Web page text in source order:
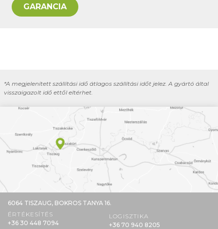
GARANCIA
*A megjelenített szállítási idő átlagos szállítási időt jelez. A gyártó által
visszaigazolt idő ettől eltérhet.
6064 TISZAUG, BOKROS TANYA 16.
ÉRTÉKESÍTÉS
+36 30 448 7094
LOGISZTIKA
+36 70 940 8205